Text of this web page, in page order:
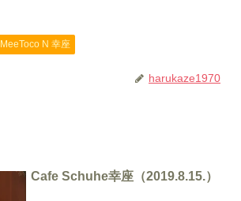
MeeToco N 幸座
harukaze1970
Cafe Schuhe幸座（2019.8.15.）